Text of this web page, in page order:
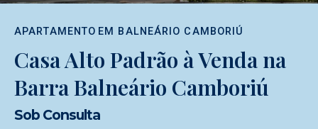
APARTAMENTO EM BALNEÁRIO CAMBORIÚ
Casa Alto Padrão à Venda na
Barra Balneário Camboriú
Sob Consulta